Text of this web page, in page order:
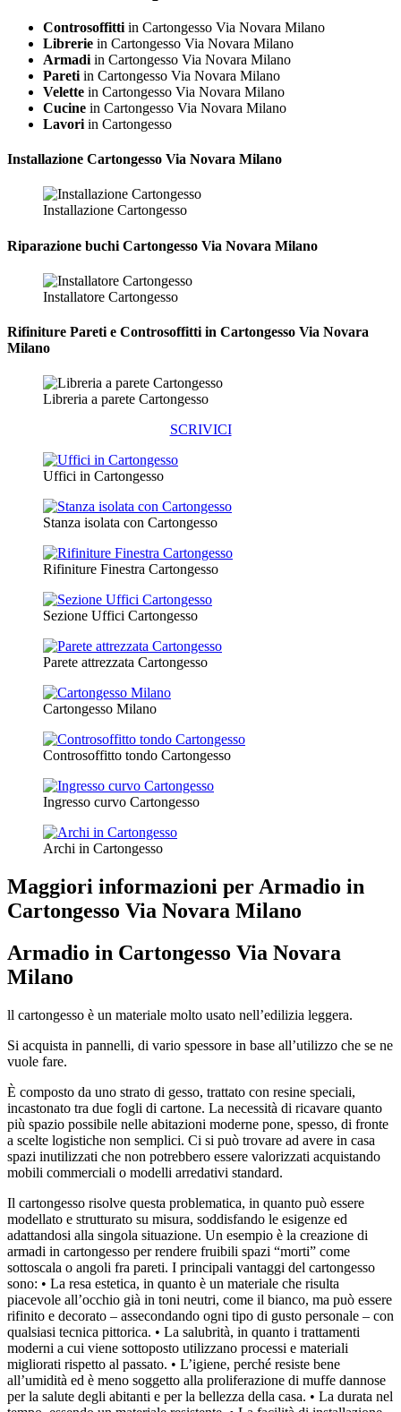
Controsoffitti in Cartongesso Via Novara Milano
Librerie in Cartongesso Via Novara Milano
Armadi in Cartongesso Via Novara Milano
Pareti in Cartongesso Via Novara Milano
Velette in Cartongesso Via Novara Milano
Cucine in Cartongesso Via Novara Milano
Lavori in Cartongesso
Installazione Cartongesso Via Novara Milano
Installazione Cartongesso
Riparazione buchi Cartongesso Via Novara Milano
Installatore Cartongesso
Rifiniture Pareti e Controsoffitti in Cartongesso Via Novara
Milano
Libreria a parete Cartongesso
SCRIVICI
Uffici in Cartongesso
Stanza isolata con Cartongesso
Rifiniture Finestra Cartongesso
Sezione Uffici Cartongesso
Parete attrezzata Cartongesso
Cartongesso Milano
Controsoffitto tondo Cartongesso
Ingresso curvo Cartongesso
Archi in Cartongesso
Maggiori informazioni per Armadio in
Cartongesso Via Novara Milano
Armadio in Cartongesso Via Novara
Milano
ll cartongesso è un materiale molto usato nell’edilizia leggera.
Si acquista in pannelli, di vario spessore in base all’utilizzo che se ne
vuole fare.
È composto da uno strato di gesso, trattato con resine speciali,
incastonato tra due fogli di cartone. La necessità di ricavare quanto
più spazio possibile nelle abitazioni moderne pone, spesso, di fronte
a scelte logistiche non semplici. Ci si può trovare ad avere in casa
spazi inutilizzati che non potrebbero essere valorizzati acquistando
mobili commerciali o modelli arredativi standard.
Il cartongesso risolve questa problematica, in quanto può essere
modellato e strutturato su misura, soddisfando le esigenze ed
adattandosi alla singola situazione. Un esempio è la creazione di
armadi in cartongesso per rendere fruibili spazi “morti” come
sottoscala o angoli fra pareti. I principali vantaggi del cartongesso
sono: • La resa estetica, in quanto è un materiale che risulta
piacevole all’occhio già in toni neutri, come il bianco, ma può essere
rifinito e decorato – assecondando ogni tipo di gusto personale – con
qualsiasi tecnica pittorica. • La salubrità, in quanto i trattamenti
moderni a cui viene sottoposto utilizzano processi e materiali
migliorati rispetto al passato. • L’igiene, perché resiste bene
all’umidità ed è meno soggetto alla proliferazione di muffe dannose
per la salute degli abitanti e per la bellezza della casa. • La durata nel